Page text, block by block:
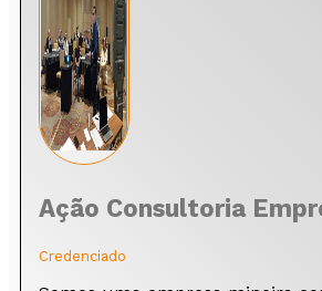
Ação Consultoria
Credenciado